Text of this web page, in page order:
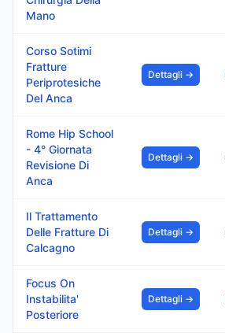
Mano
Corso Sotimi
Fratture
Periprotesiche
Del Anca
Dettagli →
Rome Hip School
- 4° Giornata
Revisione Di
Anca
Dettagli →
Il Trattamento
Delle Fratture Di
Calcagno
Dettagli →
Focus On
Instabilita'
Posteriore
Dettagli →